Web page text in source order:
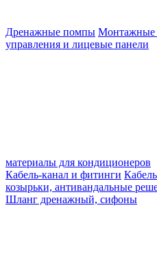
Дренажные помпы Монтажные
управления и лицевые панели
материалы для кондиционеров
Кабель-канал и фитинги
козырьки, антивандальные
Шланг дренажный, сифоны